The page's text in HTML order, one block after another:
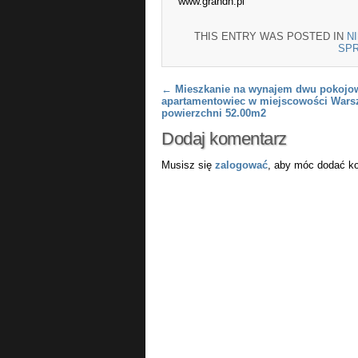
THIS ENTRY WAS POSTED IN
Post navigation
← Mieszkanie na wynajem dwu
apartamentowiec w miejscowości
powierzchni 52.00m2
Dodaj komentarz
Musisz się zalogować, aby móc dodać